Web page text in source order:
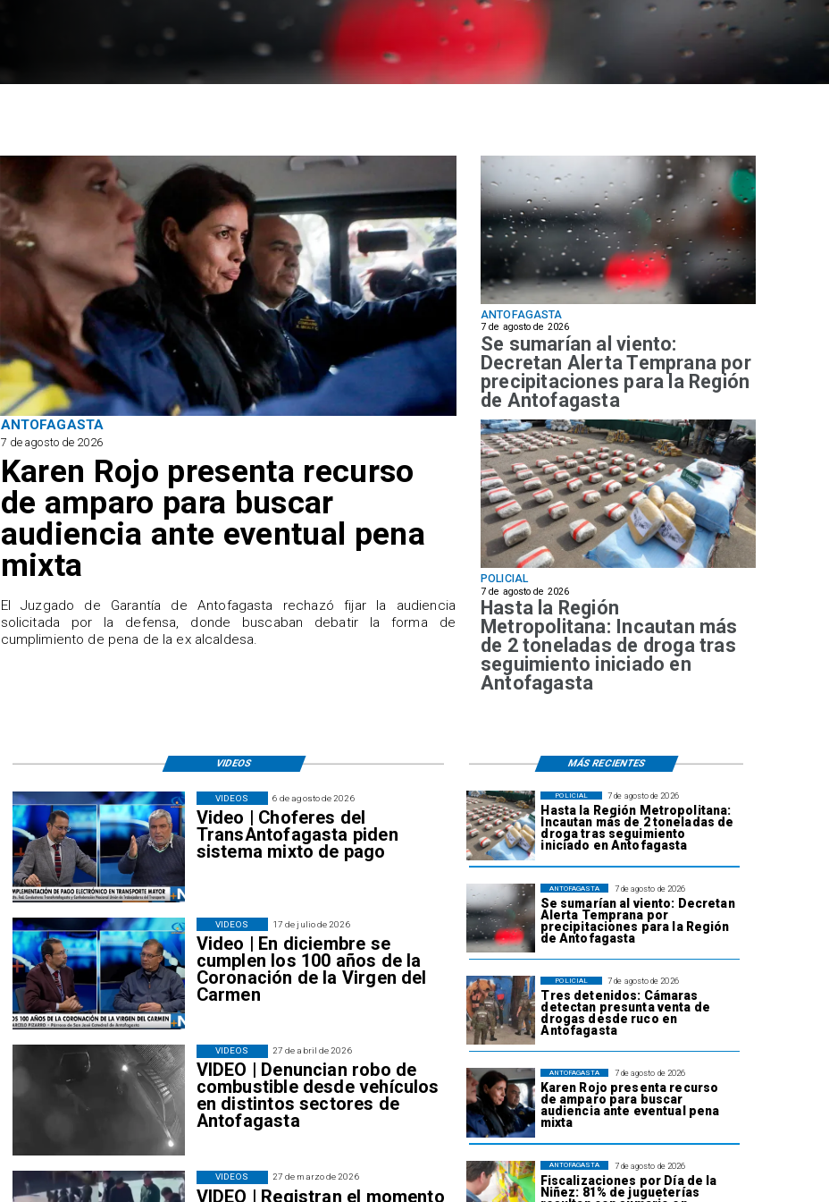
ANTOFAGASTA
7 de agosto de 2026
Karen Rojo presenta recurso
de amparo para buscar
audiencia ante eventual pena
mixta
El Juzgado de Garantía de Antofagasta rechazó fijar la audiencia
solicitada por la defensa, donde buscaban debatir la forma de
cumplimiento de pena de la ex alcaldesa.
ANTOFAGASTA
7 de agosto de 2026
Se sumarían al viento:
Decretan Alerta Temprana por
precipitaciones para la Región
de Antofagasta
POLICIAL
7 de agosto de 2026
Hasta la Región
Metropolitana: Incautan más
de 2 toneladas de droga tras
seguimiento iniciado en
Antofagasta
7 de agosto de 2026
Hasta la Región Metropolitana:
Incautan más de 2 toneladas de
droga tras seguimiento
iniciado en Antofagasta
POLICIAL
7 de agosto de 2026
Se sumarían al viento: Decretan
Alerta Temprana por
precipitaciones para la Región
de Antofagasta
ANTOFAGASTA
7 de agosto de 2026
Tres detenidos: Cámaras
detectan presunta venta de
drogas desde ruco en
Antofagasta
POLICIAL
7 de agosto de 2026
Karen Rojo presenta recurso
de amparo para buscar
audiencia ante eventual pena
mixta
ANTOFAGASTA
7 de agosto de 2026
Fiscalizaciones por Día de la
Niñez: 81% de jugueterías
ANTOFAGASTA
6 de agosto de 2026
Video | Choferes del
TransAntofagasta piden
sistema mixto de pago
VIDEOS
17 de julio de 2026
Video | En diciembre se
cumplen los 100 años de la
Coronación de la Virgen del
Carmen
VIDEOS
27 de abril de 2026
VIDEO | Denuncian robo de
combustible desde vehículos
en distintos sectores de
Antofagasta
VIDEOS
27 de marzo de 2026
VIDEO | Registran el momento
VIDEOS
VIDEOS MÁS RECIENTES